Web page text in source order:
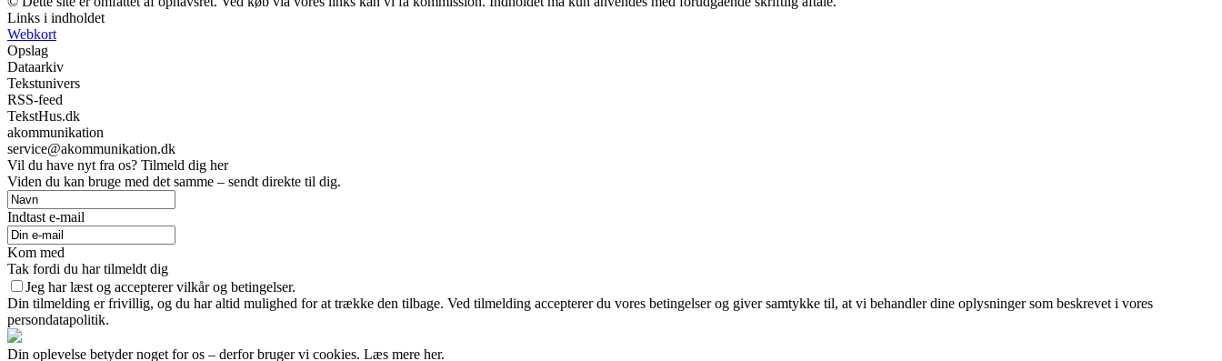
Links i indholdet
Webkort
Opslag
Dataarkiv
Tekstunivers
RSS-feed
TekstHus.dk
akommunikation
service@akommunikation.dk
Vil du have nyt fra os? Tilmeld dig her
Viden du kan bruge med det samme – sendt direkte til dig.
Indtast e-mail
Kom med
Tak fordi du har tilmeldt dig
Jeg har læst og accepterer vilkår og betingelser.
Din tilmelding er frivillig, og du har altid mulighed for at trække den tilbage. Ved tilmelding accepterer du vores betingelser og giver samtykke til, at vi behandler dine oplysninger som beskrevet i vores
persondatapolitik.
Din oplevelse betyder noget for os – derfor bruger vi cookies. Læs mere her.